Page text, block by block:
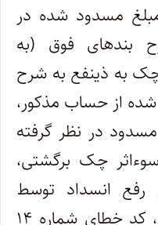
مسدود شده در
بندهای فوق (به
به ذینفع به شرح
از حساب مذکور،
در نظر گرفته
چک برگشتی،
انسداد توسط
محچک برای حساب مذکور، کد خطای شماره ۱۴